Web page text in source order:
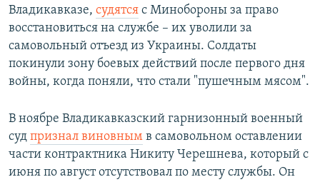
Владикавказе, судятся с Минобороны за право
восстановиться на службе – их уволили за
самовольный отъезд из Украины. Солдаты
покинули зону боевых действий после первого дня
войны, когда поняли, что стали "пушечным мясом".
В ноябре Владикавказский гарнизонный военный
суд признал виновным в самовольном оставлении
части контрактника Никиту Черешнева, который с
июня по август отсутствовал по месту службы. Он